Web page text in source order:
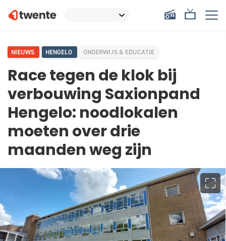
NIEUWS HENGELO ONDERWIJS & EDUCATIE
Race tegen de klok bij
verbouwing Saxionpand
Hengelo: noodlokalen
moeten over drie
maanden weg zijn